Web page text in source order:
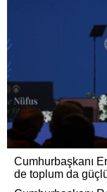
Cumhurbaşkanı
de toplum da